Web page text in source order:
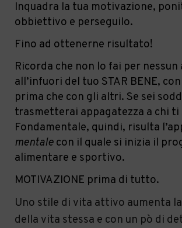
Inquadra la tua motivazione,
obbiettivo e perseguilo.
Fino ad ottenerne risultato!
Ricorda che non lo fai per nessun
all’infuori del tuo STAR BENE,
prima che con gli altri. Se sei
trasmetterai appagatezza a chi
Fondamentale, quindi, risulta
mentale con il quale si inizia il
alimentare e sportivo.
MOTIVAZIONE prima di tutto.
Uno stile di vita attivo aumenta
della vita stessa e con un pò di